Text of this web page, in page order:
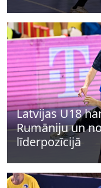
Latvijas U18
Rumāniju un
līderpozīcijā